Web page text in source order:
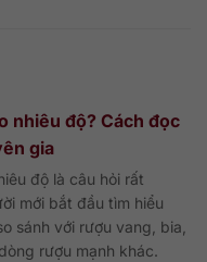
nhiêu độ? Cách đọc
gia
độ là câu hỏi rất
mới bắt đầu tìm hiểu
sánh với rượu vang, bia,
rượu mạnh khác.